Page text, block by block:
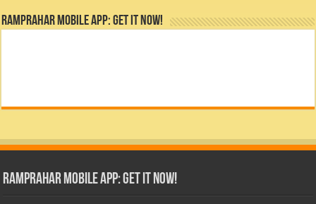
RamPrahar Mobile App: Get it Now!
RamPrahar Mobile App: Get it Now!